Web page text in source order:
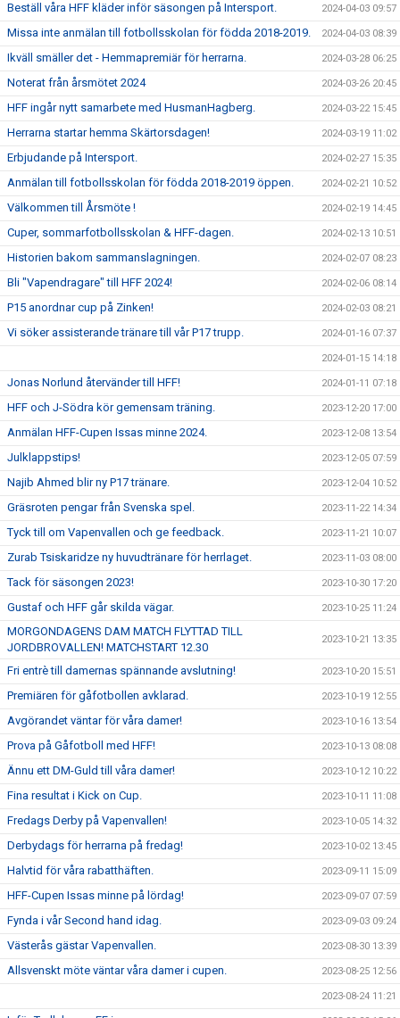
Beställ våra HFF kläder inför säsongen på Intersport. 2024-04-03 09:57
Missa inte anmälan till fotbollsskolan för födda 2018-2019. 2024-04-03 08:39
Ikväll smäller det - Hemmapremiär för herrarna. 2024-03-28 06:25
Noterat från årsmötet 2024 2024-03-26 20:45
HFF ingår nytt samarbete med HusmanHagberg. 2024-03-22 15:45
Herrarna startar hemma Skärtorsdagen! 2024-03-19 11:02
Erbjudande på Intersport. 2024-02-27 15:35
Anmälan till fotbollsskolan för födda 2018-2019 öppen. 2024-02-21 10:52
Välkommen till Årsmöte ! 2024-02-19 14:45
Cuper, sommarfotbollsskolan & HFF-dagen. 2024-02-13 10:51
Historien bakom sammanslagningen. 2024-02-07 08:23
Bli "Vapendragare" till HFF 2024! 2024-02-06 08:14
P15 anordnar cup på Zinken! 2024-02-03 08:21
Vi söker assisterande tränare till vår P17 trupp. 2024-01-16 07:37
2024-01-15 14:18
Jonas Norlund återvänder till HFF! 2024-01-11 07:18
HFF och J-Södra kör gemensam träning. 2023-12-20 17:00
Anmälan HFF-Cupen Issas minne 2024. 2023-12-08 13:54
Julklappstips! 2023-12-05 07:59
Najib Ahmed blir ny P17 tränare. 2023-12-04 10:52
Gräsroten pengar från Svenska spel. 2023-11-22 14:34
Tyck till om Vapenvallen och ge feedback. 2023-11-21 10:07
Zurab Tsiskaridze ny huvudtränare för herrlaget. 2023-11-03 08:00
Tack för säsongen 2023! 2023-10-30 17:20
Gustaf och HFF går skilda vägar. 2023-10-25 11:24
MORGONDAGENS DAM MATCH FLYTTAD TILL
JORDBROVALLEN! MATCHSTART 12.30
2023-10-21 13:35
Fri entrè till damernas spännande avslutning! 2023-10-20 15:51
Premiären för gåfotbollen avklarad. 2023-10-19 12:55
Avgörandet väntar för våra damer! 2023-10-16 13:54
Prova på Gåfotboll med HFF! 2023-10-13 08:08
Ännu ett DM-Guld till våra damer! 2023-10-12 10:22
Fina resultat i Kick on Cup. 2023-10-11 11:08
Fredags Derby på Vapenvallen! 2023-10-05 14:32
Derbydags för herrarna på fredag! 2023-10-02 13:45
Halvtid för våra rabatthäften. 2023-09-11 15:09
HFF-Cupen Issas minne på lördag! 2023-09-07 07:59
Fynda i vår Second hand idag. 2023-09-03 09:24
Västerås gästar Vapenvallen. 2023-08-30 13:39
Allsvenskt möte väntar våra damer i cupen. 2023-08-25 12:56
2023-08-24 11:21